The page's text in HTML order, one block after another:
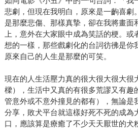
悲劇，但現在我明白，原來是一齣喜劇
是那麼悲傷、那樣真摯，卻在我將畫面
上，意外在大家眼中成為笑話的梗。
想的一樣，那些戲劇化的台詞彷彿是你
原來自己的人生是那麼的可笑。
現在的人生活壓力真的很大很大很大很
樑），生活中又真的有很多荒謬又有趣
管意外或不意外撞見的都有），無論是
分享，敗犬平台就這樣好死不死的成為
口，應該算是療癒了不少天天厭世的犬